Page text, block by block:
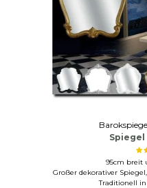
Spiegel
95cm breit
Großer dekorativer
Traditionell